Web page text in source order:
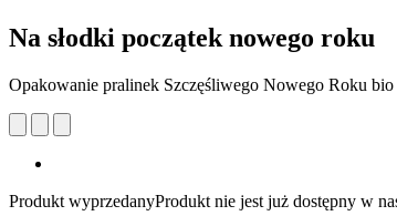
Na słodki początek nowego roku
Opakowanie pralinek Szczęśliwego Nowego Roku bio
Produkt wyprzedanyProdukt nie jest już dostępny w